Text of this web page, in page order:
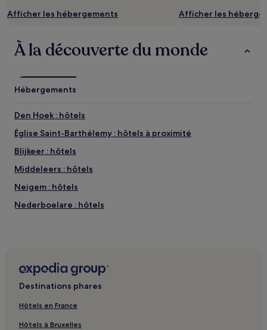
susceptibles
Des
conditions
peuvent
s’appliquer.
Afficher les hébergements Afficher les
À la découverte du monde
Hébergements
Den Hoek : hôtels
Église Saint-Barthélemy : hôtels à proximité
Blijkeer : hôtels
Middeleers : hôtels
Neigem : hôtels
Nederboelare : hôtels
Destinations phares
Hôtels en France
Hôtels à Bruxelles